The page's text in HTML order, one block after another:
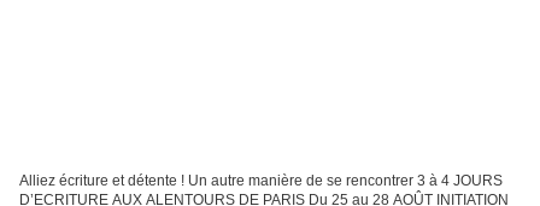
Alliez écriture et détente ! Un autre manière de se rencontrer 3 à 4 JOURS
D’ECRITURE AUX ALENTOURS DE PARIS Du 25 au 28 AOÛT INITIATION